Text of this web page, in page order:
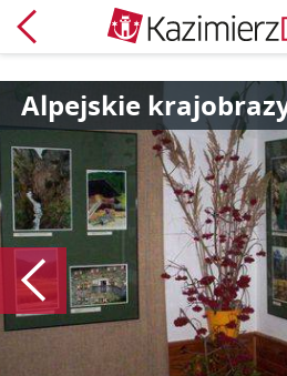
Alpejskie
Poprzedni